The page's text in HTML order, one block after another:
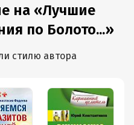
на «Лучшие
по Болото...»
стилю автора